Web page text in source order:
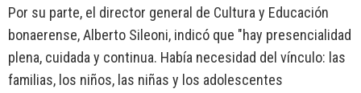
Por su parte, el director general de Cultura y Educación
bonaerense, Alberto Sileoni, indicó que "hay presencialidad
plena, cuidada y continua. Había necesidad del vínculo: las
familias, los niños, las niñas y los adolescentes